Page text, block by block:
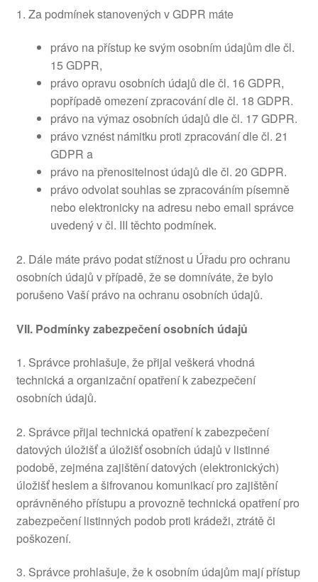
1. Za podmínek stanovených v GDPR máte
právo na přístup ke svým osobním údajům dle čl.
15 GDPR,
právo opravu osobních údajů dle čl. 16 GDPR,
popřípadě omezení zpracování dle čl. 18 GDPR.
právo na výmaz osobních údajů dle čl. 17 GDPR.
právo vznést námitku proti zpracování dle čl. 21
GDPR a
právo na přenositelnost údajů dle čl. 20 GDPR.
právo odvolat souhlas se zpracováním písemně
nebo elektronicky na adresu nebo email správce
uvedený v čl. III těchto podmínek.
2. Dále máte právo podat stížnost u Úřadu pro ochranu
osobních údajů v případě, že se domníváte, že bylo
porušeno Vaší právo na ochranu osobních údajů.
VII. Podmínky zabezpečení osobních údajů
1. Správce prohlašuje, že přijal veškerá vhodná
technická a organizační opatření k zabezpečení
osobních údajů.
2. Správce přijal technická opatření k zabezpečení
datových úložišť a úložišť osobních údajů v listinné
podobě, zejména zajištění datových (elektronických)
úložišť heslem a šifrovanou komunikací pro zajištění
oprávněného přístupu a provozně technická opatření pro
zabezpečení listinných podob proti krádeži, ztrátě či
poškození.
3. Správce prohlašuje, že k osobním údajům mají přístup